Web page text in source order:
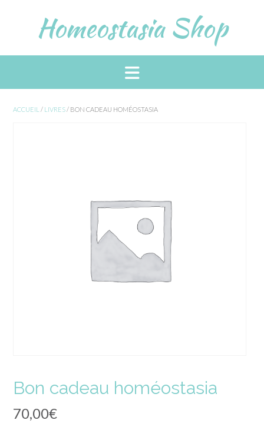
Homeostasia Shop
ACCUEIL / LIVRES/ BON CADEAU HOMÉOSTASIA
Bon cadeau homéostasia
70,00€